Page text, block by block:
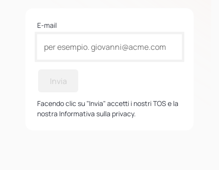
E-mail
Invia
Facendo clic su "Invia" accetti i nostri TOS e la
nostra Informativa sulla privacy.